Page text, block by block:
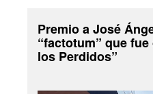
Premio a José
“factotum” que
los Perdidos”